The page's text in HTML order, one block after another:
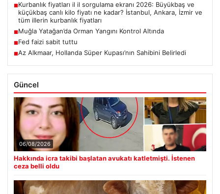
■Kurbanlık fiyatları il il sorgulama ekranı 2026: Büyükbaş ve
küçükbaş canlı kilo fiyatı ne kadar? İstanbul, Ankara, İzmir ve
tüm illerin kurbanlık fiyatları
■Muğla Yatağan’da Orman Yangını Kontrol Altında
■Fed faizi sabit tuttu
■Az Alkmaar, Hollanda Süper Kupası’nın Sahibini Belirledi
Güncel
06/08/2026
Hakkında icra takibi başlatan avukatı katletmişti. İstenen
ceza belli oldu